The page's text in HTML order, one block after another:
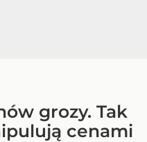
grozy. Tak
cenami